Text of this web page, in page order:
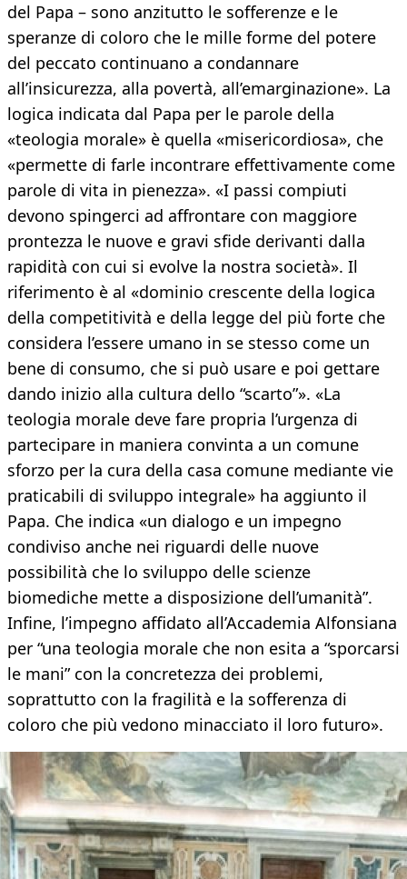
del Papa – sono anzitutto le sofferenze e le
speranze di coloro che le mille forme del potere
del peccato continuano a condannare
all’insicurezza, alla povertà, all’emarginazione». La
logica indicata dal Papa per le parole della
«teologia morale» è quella «misericordiosa», che
«permette di farle incontrare effettivamente come
parole di vita in pienezza». «I passi compiuti
devono spingerci ad affrontare con maggiore
prontezza le nuove e gravi sfide derivanti dalla
rapidità con cui si evolve la nostra società». Il
riferimento è al «dominio crescente della logica
della competitività e della legge del più forte che
considera l’essere umano in se stesso come un
bene di consumo, che si può usare e poi gettare
dando inizio alla cultura dello “scarto”». «La
teologia morale deve fare propria l’urgenza di
partecipare in maniera convinta a un comune
sforzo per la cura della casa comune mediante vie
praticabili di sviluppo integrale» ha aggiunto il
Papa. Che indica «un dialogo e un impegno
condiviso anche nei riguardi delle nuove
possibilità che lo sviluppo delle scienze
biomediche mette a disposizione dell’umanità”.
Infine, l’impegno affidato all’Accademia Alfonsiana
per “una teologia morale che non esita a “sporcarsi
le mani” con la concretezza dei problemi,
soprattutto con la fragilità e la sofferenza di
coloro che più vedono minacciato il loro futuro».